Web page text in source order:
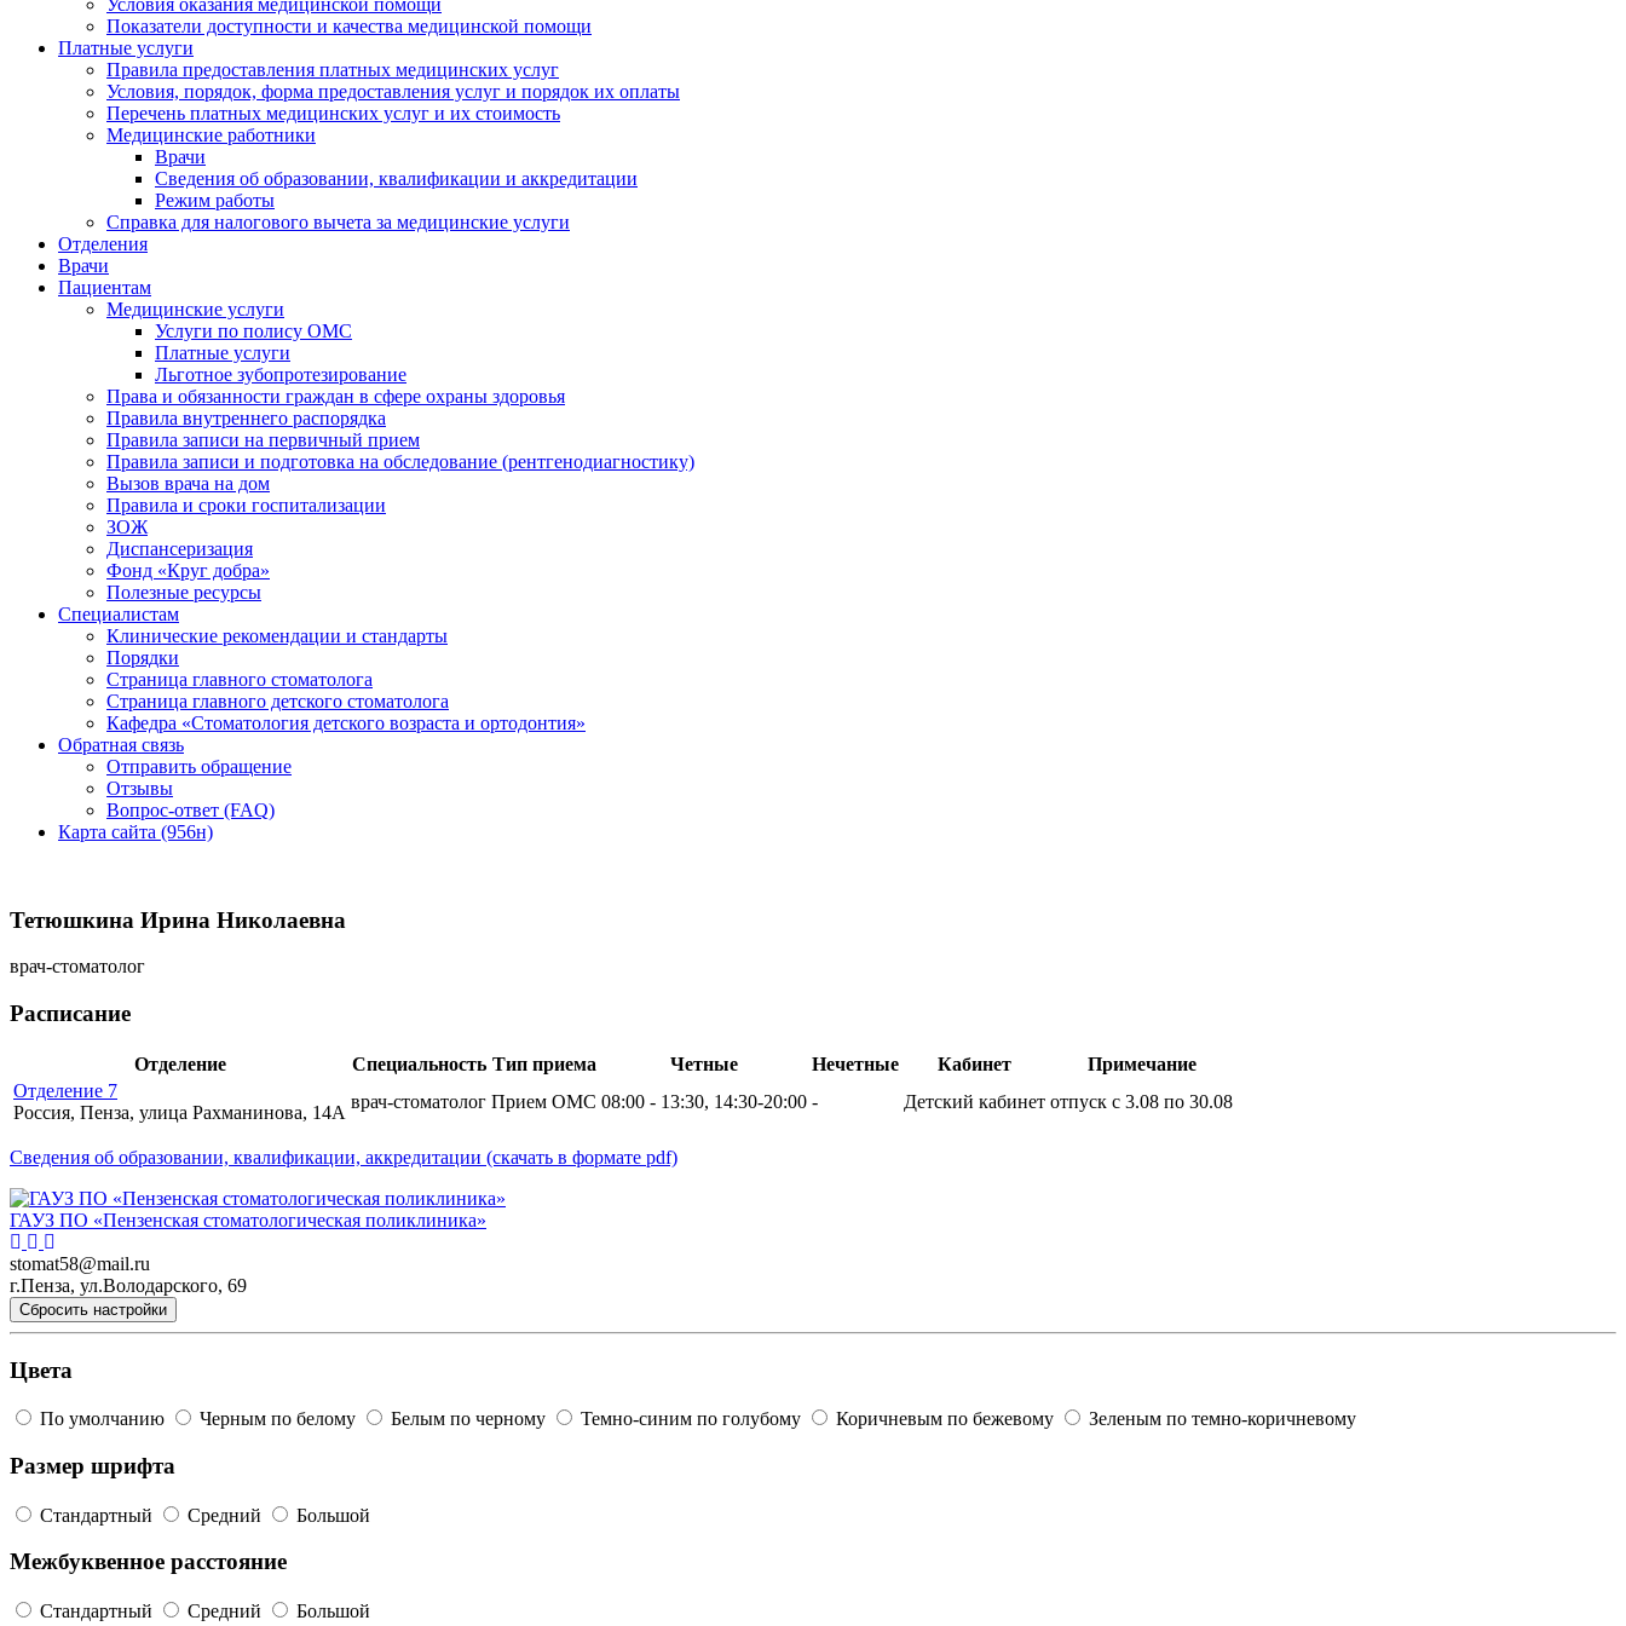
Условия оказания медицинской помощи
Показатели доступности и качества медицинской помощи
Платные услуги
Правила предоставления платных медицинских услуг
Условия, порядок, форма предоставления услуг и порядок их оплаты
Перечень платных медицинских услуг и их стоимость
Медицинские работники
Врачи
Сведения об образовании, квалификации и аккредитации
Режим работы
Справка для налогового вычета за медицинские услуги
Отделения
Врачи
Пациентам
Медицинские услуги
Услуги по полису ОМС
Платные услуги
Льготное зубопротезирование
Права и обязанности граждан в сфере охраны здоровья
Правила внутреннего распорядка
Правила записи на первичный прием
Правила записи и подготовка на обследование (рентгенодиагностику)
Вызов врача на дом
Правила и сроки госпитализации
ЗОЖ
Диспансеризация
Фонд «Круг добра»
Полезные ресурсы
Специалистам
Клинические рекомендации и стандарты
Порядки
Страница главного стоматолога
Страница главного детского стоматолога
Кафедра «Стоматология детского возраста и ортодонтия»
Обратная связь
Отправить обращение
Отзывы
Вопрос-ответ (FAQ)
Карта сайта (956н)
Тетюшкина Ирина Николаевна
врач-стоматолог
Расписание
Отделение Специальность Тип приема Четные Нечетные Кабинет
Примечание
Отделение 7
Россия, Пенза, улица Рахманинова, 14А
врач-стоматолог Прием ОМС 08:00 - 13:30, 14:30-20:00 - Детский кабинет отпуск с 3.08 по 30.08
Сведения об образовании, квалификации, аккредитации (скачать в формате pdf)
ГАУЗ ПО «Пензенская стоматологическая поликлиника»
stomat58@mail.ru
г.Пенза, ул.Володарского, 69
Сбросить настройки
Цвета
По умолчанию Черным по белому Белым по черному Темно-синим по голубому Коричневым по бежевому Зеленым по темно-коричневому
Размер шрифта
Стандартный Средний Большой
Межбуквенное расстояние
Стандартный Средний Большой